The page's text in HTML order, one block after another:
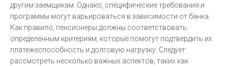
другим заемщикам. Однако, специфические требования и
программы могут варьироваться в зависимости от банка.
Как правило, пенсионеры должны соответствовать
определённым критериям, которые помогут подтвердить их
платежеспособность и долговую нагрузку. Следует
рассмотреть несколько важных аспектов, таких как